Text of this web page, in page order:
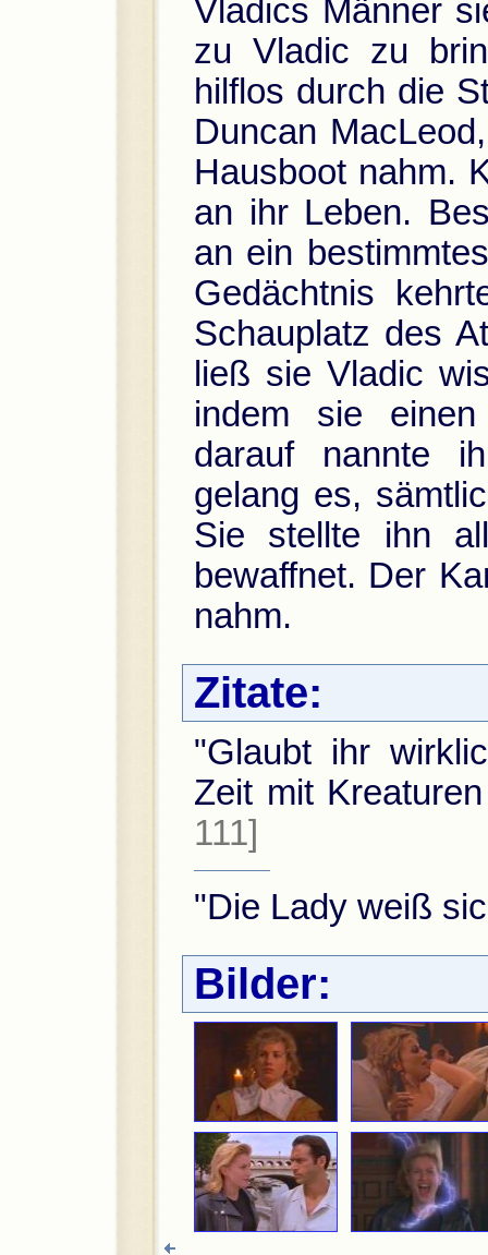
Vladics Männer
zu Vladic zu
hilflos durch die
Duncan
Hausboot nahm.
an ihr Leben.
an ein
Gedächtnis
Schauplatz des
ließ sie Vladic
indem sie
darauf nannte
gelang es,
Sie stellte ihn
bewaffnet. Der
nahm.
Zitate:
"Glaubt ihr
Zeit mit
111]
"Die Lady weiß
Bilder: